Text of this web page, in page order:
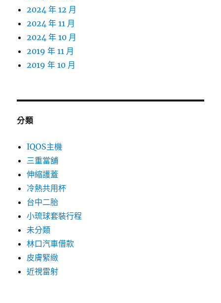
2024 年 12 月
2024 年 11 月
2024 年 10 月
2019 年 11 月
2019 年 10 月
分類
IQOS主機
三重當舖
伸縮護蓋
冷熱共用杯
台中二胎
小琉球套裝行程
未分類
林口汽車借款
皮膚緊緻
近視雷射